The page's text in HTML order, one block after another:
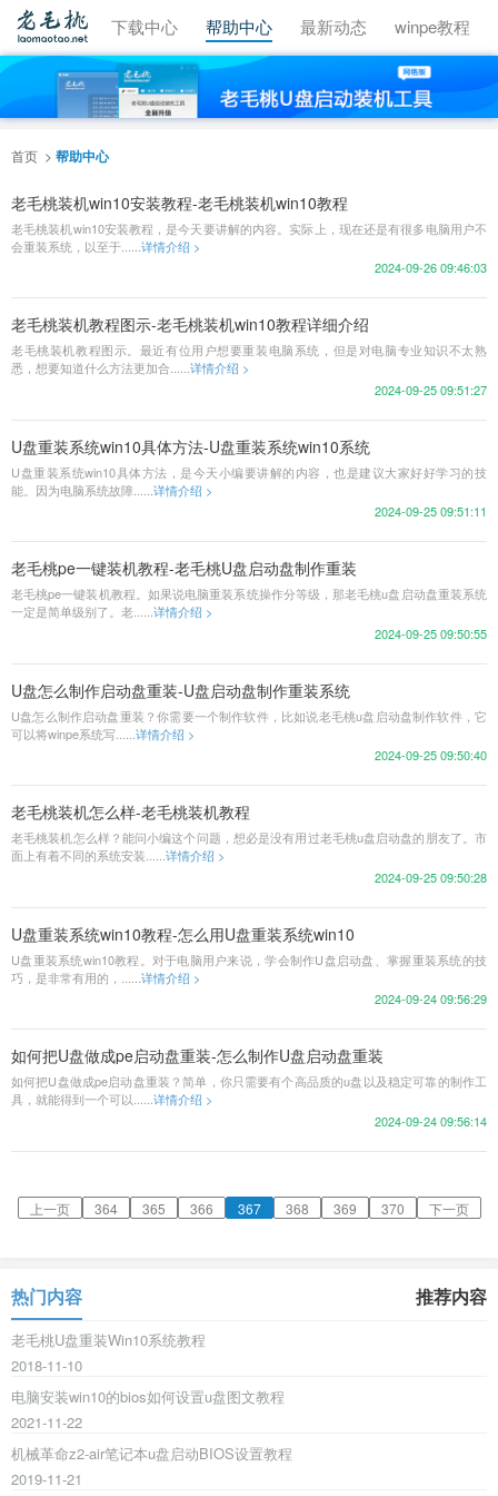
视频教程 下载中心 帮助中心 最新动态 winpe教程
首页 帮助中心
老毛桃装机win10安装教程-老毛桃装机win10教程
老毛桃装机win10安装教程，是今天要讲解的内容。实际上，现在还是有很多电脑用户不
会重装系统，以至于...... 详情介绍 >
2024-09-26 09:46:03
老毛桃装机教程图示-老毛桃装机win10教程详细介绍
老毛桃装机教程图示。最近有位用户想要重装电脑系统，但是对电脑专业知识不太熟
悉，想要知道什么方法更加合......详情介绍 >
2024-09-25 09:51:27
U盘重装系统win10具体方法-U盘重装系统win10系统
U盘重装系统win10具体方法，是今天小编要讲解的内容，也是建议大家好好学习的技
能。因为电脑系统故障...... 详情介绍 >
2024-09-25 09:51:11
老毛桃pe一键装机教程-老毛桃U盘启动盘制作重装
老毛桃pe一键装机教程。如果说电脑重装系统操作分等级，那老毛桃u盘启动盘重装系统
一定是简单级别了。老......详情介绍 >
2024-09-25 09:50:55
U盘怎么制作启动盘重装-U盘启动盘制作重装系统
U盘怎么制作启动盘重装？你需要一个制作软件，比如说老毛桃u盘启动盘制作软件，它
可以将winpe系统写...... 详情介绍 >
2024-09-25 09:50:40
老毛桃装机怎么样-老毛桃装机教程
老毛桃装机怎么样？能问小编这个问题，想必是没有用过老毛桃u盘启动盘的朋友了。市
面上有着不同的系统安装......详情介绍 >
2024-09-25 09:50:28
U盘重装系统win10教程-怎么用U盘重装系统win10
U盘重装系统win10教程。对于电脑用户来说，学会制作U盘启动盘、掌握重装系统的技
巧，是非常有用的，...... 详情介绍 >
2024-09-24 09:56:29
如何把U盘做成pe启动盘重装-怎么制作U盘启动盘重装
如何把U盘做成pe启动盘重装？简单，你只需要有个高品质的u盘以及稳定可靠的制作工
具，就能得到一个可以......详情介绍 >
2024-09-24 09:56:14
上一页 364 365 366 367 368 369 370 下一页
热门内容 推荐内容
老毛桃U盘重装Win10系统教程
2018-11-10
电脑安装win10的bios如何设置u盘图文教程
2021-11-22
机械革命z2-air笔记本u盘启动BIOS设置教程
2019-11-21